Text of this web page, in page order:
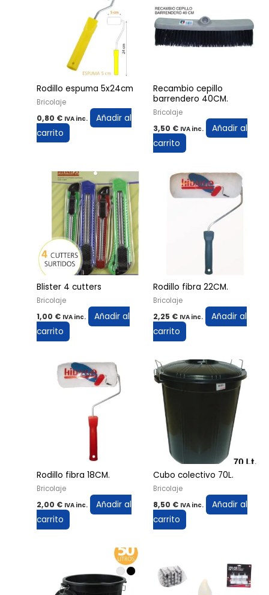
Rodillo espuma 5x24cm
Bricolaje
0,80 € IVA inc.
Añadir al
carrito
Recambio cepillo
barrendero 40CM.
Bricolaje
3,50 € IVA inc.
Añadir al
carrito
Blister 4 cutters
Bricolaje
1,00 € IVA inc.
Añadir al
carrito
Rodillo fibra 22CM.
Bricolaje
2,25 € IVA inc.
Añadir al
carrito
Rodillo fibra 18CM.
Bricolaje
2,00 € IVA inc.
Añadir al
carrito
Cubo colectivo 70L.
Bricolaje
8,50 € IVA inc.
Añadir al
carrito